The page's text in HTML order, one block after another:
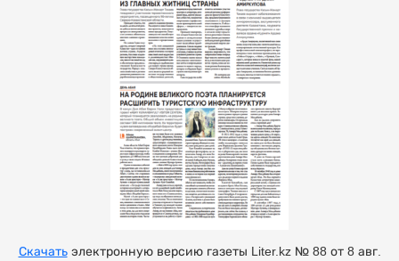
Скачатьэлектронную версию газеты Liter.kz № 88 от 8 авг.